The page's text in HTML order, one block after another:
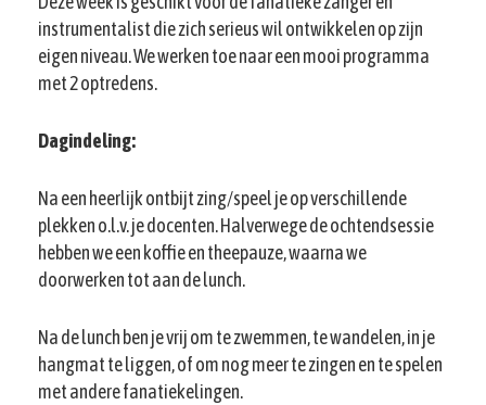
instrumentalist die zich serieus wil ontwikkelen op zijn
eigen niveau. We werken toe naar een mooi programma
met 2 optredens.
Dagindeling:
Na een heerlijk ontbijt zing/speel je op verschillende
plekken o.l.v. je docenten. Halverwege de ochtendsessie
hebben we een koffie en theepauze, waarna we
doorwerken tot aan de lunch.
Na de lunch ben je vrij om te zwemmen, te wandelen, in je
hangmat te liggen, of om nog meer te zingen en te spelen
met andere fanatiekelingen.